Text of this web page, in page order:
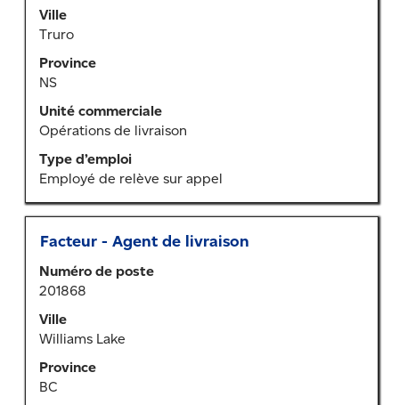
Ville
Truro
Province
NS
Unité commerciale
Opérations de livraison
Type d’emploi
Employé de relève sur appel
barre
d’espacement
afficher
tout
le
contenu
renseignements
sur
l’emploi.
Titre
Facteur - Agent de livraison
Numéro de poste
201868
Ville
Williams Lake
Province
BC
Sélectionner
moyen
de
la
barre
pour
afficher